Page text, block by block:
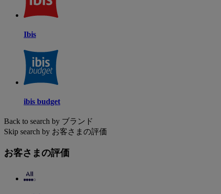
Ibis
ibis budget
Back to search by ブランド
Skip search by お客さまの評価
お客さまの評価